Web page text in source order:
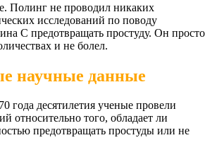
Полинг не проводил никаких
исследований по поводу
С предотвращать простуду. Он просто
и не болел.
научные данные
года десятилетия ученые провели
относительно того, обладает ли
предотвращать простуды или не